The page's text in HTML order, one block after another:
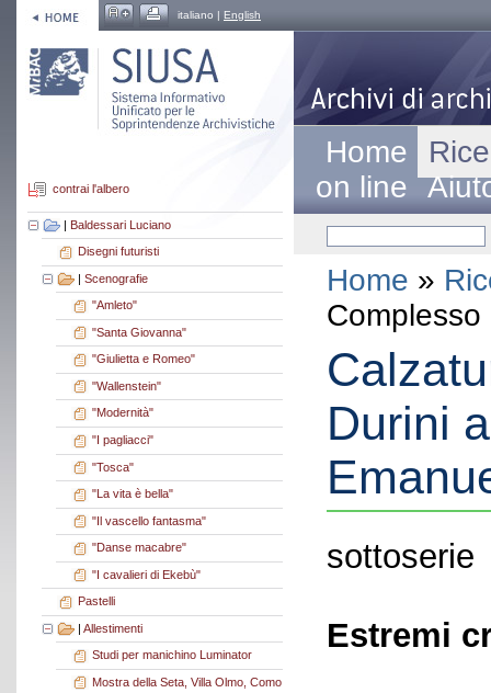
italiano | English
contrai l'albero
| Baldessari Luciano
Disegni futuristi
| Scenografie
"Amleto"
"Santa Giovanna"
"Giulietta e Romeo"
"Wallenstein"
"Modernità"
"I pagliacci"
"Tosca"
"La vita è bella"
"Il vascello fantasma"
"Danse macabre"
"I cavalieri di Ekebù"
Pastelli
| Allestimenti
Studi per manichino Luminator
Mostra della Seta, Villa Olmo, Como
Home
on line
Home »
Durini
sottoserie
Estremi